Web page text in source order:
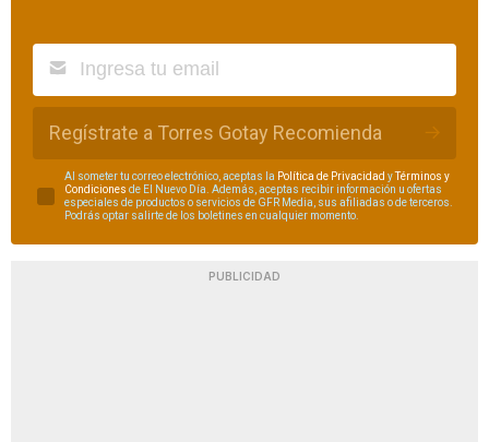
Regístrate a Torres Gotay Recomienda
Al someter tu correo electrónico, aceptas la Política de Privacidad yTérminos y
Condiciones de El Nuevo Día. Además, aceptas recibir información u ofertas
especiales de productos o servicios de GFR Media, sus afiliadas o de terceros.
Podrás optar salirte de los boletines en cualquier momento.
PUBLICIDAD